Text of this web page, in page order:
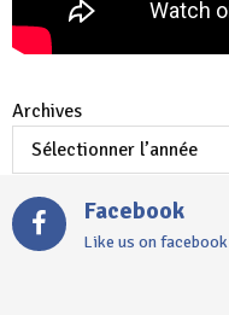
Archives
Facebook
Like us on facebook